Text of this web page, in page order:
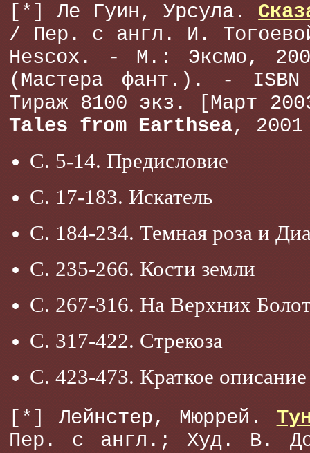
[*] Ле Гуин, Урсула.
/ Пер. с англ. И.
Hescox. - М.: Эксмо,
(Мастера фант.). - ISBN
Тираж 8100 экз. [Март
Tales from Earthsea, 2001
С. 5-14. Предисловие
С. 17-183. Искатель
С. 184-234. Темная роза и
С. 235-266. Кости земли
С. 267-316. На Верхних
С. 317-422. Стрекоза
С. 423-473. Краткое
[*] Лейнстер, Мюррей.
Пер. с англ.; Худ. В.